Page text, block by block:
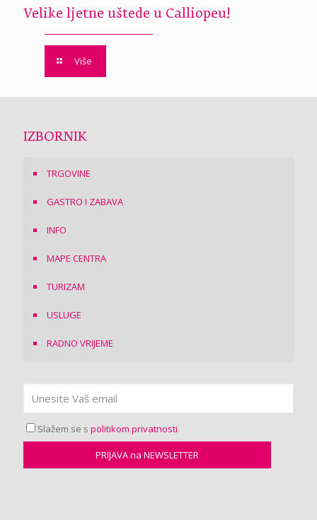
Velike ljetne uštede u Calliopeu!
Više
IZBORNIK
TRGOVINE
GASTRO I ZABAVA
INFO
MAPE CENTRA
TURIZAM
USLUGE
RADNO VRIJEME
Slažem se s politikom privatnosti